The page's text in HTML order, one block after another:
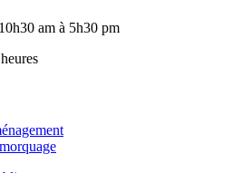
am à 5h30 pm